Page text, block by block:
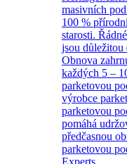
masivních
100 %
starosti.
jsou důležitou
Obnova
každých 5 –
parketovou
výrobce
parketovou
pomáhá
předčasnou
parketovou
Experts.